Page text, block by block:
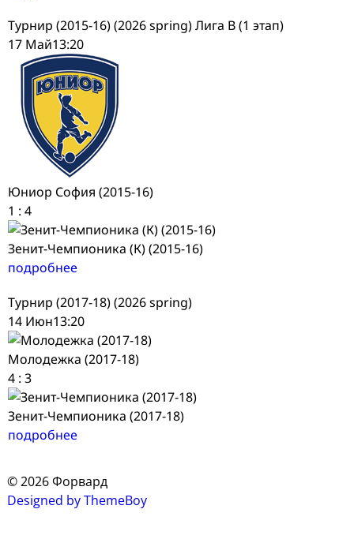
Турнир (2015-16) (2026 spring) Лига В (1 этап)
17 Май13:20
Юниор София (2015-16)
1 : 4
Зенит-Чемпионика (К) (2015-16)
подробнее
Турнир (2017-18) (2026 spring)
14 Июн13:20
Молодежка (2017-18)
4 : 3
Зенит-Чемпионика (2017-18)
подробнее
© 2026 Форвард
Designed by ThemeBoy